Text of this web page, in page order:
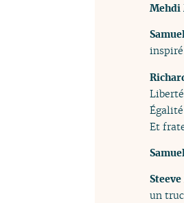
Mehdi
Et
un